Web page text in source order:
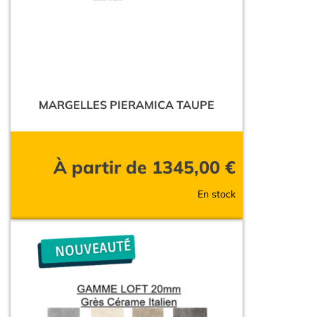
MARGELLES PIERAMICA TAUPE
À partir de 1345,00 €
En stock